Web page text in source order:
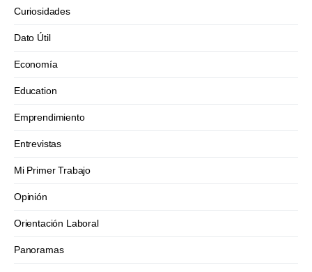
Curiosidades
Dato Útil
Economía
Education
Emprendimiento
Entrevistas
Mi Primer Trabajo
Opinión
Orientación Laboral
Panoramas